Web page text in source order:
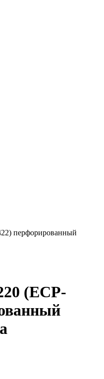
перфорированный
(ECP-